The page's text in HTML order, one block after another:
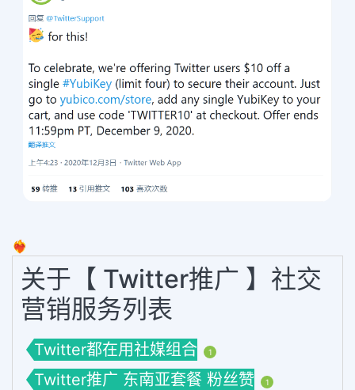
❤️‍🔥
关于【 Twitter推广 】社交
营销服务列表
Twitter都在用社媒组合 1
Twitter推广 东南亚套餐 粉丝赞 1